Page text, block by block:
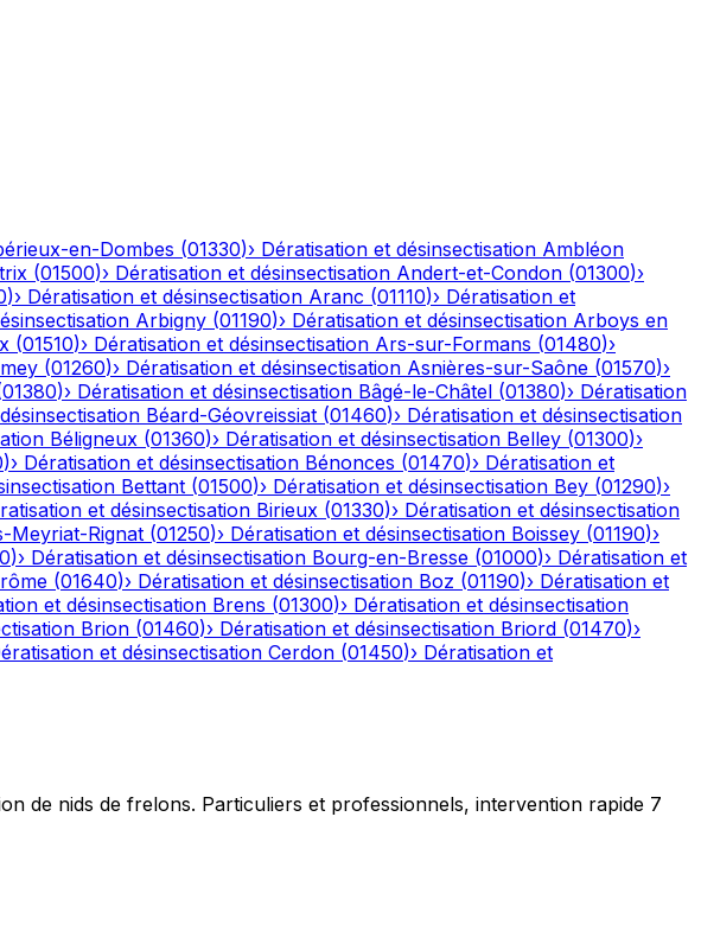
en-Dombes (01330)› Dératisation et désinsectisation Ambléon
(01500)› Dératisation et désinsectisation Andert-et-Condon (01300)›
)› Dératisation et désinsectisation Aranc (01110)› Dératisation et
Arbigny (01190)› Dératisation et désinsectisation Arboys en
(01510)› Dératisation et désinsectisation Ars-sur-Formans (01480)›
(01260)› Dératisation et désinsectisation Asnières-sur-Saône (01570)›
01380)› Dératisation et désinsectisation Bâgé-le-Châtel (01380)› Dératisation
Béard-Géovreissiat (01460)› Dératisation et désinsectisation
Béligneux (01360)› Dératisation et désinsectisation Belley (01300)›
)› Dératisation et désinsectisation Bénonces (01470)› Dératisation et
Bettant (01500)› Dératisation et désinsectisation Bey (01290)›
et désinsectisation Birieux (01330)› Dératisation et désinsectisation
Meyriat-Rignat (01250)› Dératisation et désinsectisation Boissey (01190)›
)› Dératisation et désinsectisation Bourg-en-Bresse (01000)› Dératisation et
(01640)› Dératisation et désinsectisation Boz (01190)› Dératisation et
et désinsectisation Brens (01300)› Dératisation et désinsectisation
Brion (01460)› Dératisation et désinsectisation Briord (01470)›
et désinsectisation Cerdon (01450)› Dératisation et
de nids de frelons. Particuliers et professionnels, intervention rapide 7